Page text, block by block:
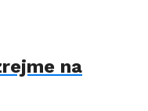
na